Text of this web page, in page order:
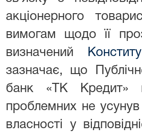
акціонерного
вимогам щодо її
визначений
зазначає, що
банк «ТК Кредит»
проблемних не
власності у